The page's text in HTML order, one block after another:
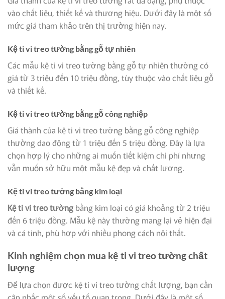
vào chất liệu, thiết kế và thương hiệu. Dưới đây là một số
mức giá tham khảo trên thị trường hiện nay.
Kệ ti vi treo tường bằng gỗ tự nhiên
Các mẫu kệ ti vi treo tường bằng gỗ tự nhiên thường có
giá từ 3 triệu đến 10 triệu đồng, tùy thuộc vào chất liệu gỗ
và thiết kế.
Kệ ti vi treo tường bằng gỗ công nghiệp
Giá thành của kệ ti vi treo tường bằng gỗ công nghiệp
thường dao động từ 1 triệu đến 5 triệu đồng. Đây là lựa
chọn hợp lý cho những ai muốn tiết kiệm chi phí nhưng
vẫn muốn sở hữu một mẫu kệ đẹp và chất lượng.
Kệ ti vi treo tường bằng kim loại
Kệ ti vi treo tường bằng kim loại có giá khoảng từ 2 triệu
đến 6 triệu đồng. Mẫu kệ này thường mang lại vẻ hiện đại
và cá tính, phù hợp với nhiều phong cách nội thất.
Kinh nghiệm chọn mua kệ ti vi treo tường chất
lượng
Để lựa chọn được kệ ti vi treo tường chất lượng, bạn cần